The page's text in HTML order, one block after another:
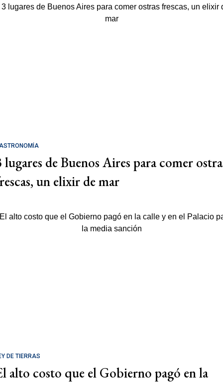
lugares de Buenos Aires para comer
un elixir de mar
DE TIERRAS
alto costo que el Gobierno pagó en la